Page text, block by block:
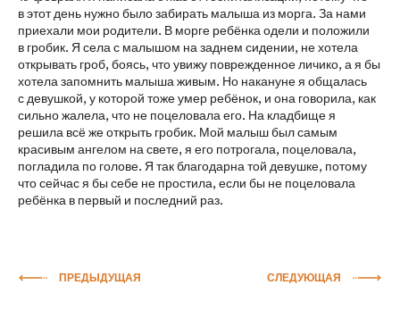
в этот день нужно было забирать малыша из морга. За нами
приехали мои родители. В морге ребёнка одели и положили
в гробик. Я села с малышом на заднем сидении, не хотела
открывать гроб, боясь, что увижу поврежденное личико, а я бы
хотела запомнить малыша живым. Но накануне я общалась
с девушкой, у которой тоже умер ребёнок, и она говорила, как
сильно жалела, что не поцеловала его. На кладбище я
решила всё же открыть гробик. Мой малыш был самым
красивым ангелом на свете, я его потрогала, поцеловала,
погладила по голове. Я так благодарна той девушке, потому
что сейчас я бы себе не простила, если бы не поцеловала
ребёнка в первый и последний раз.
ПРЕДЫДУЩАЯ СЛЕДУЮЩАЯ